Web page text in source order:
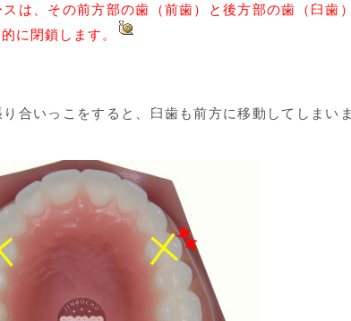
は、その前方部の歯（前歯）と後方部の歯（臼歯
に閉鎖します。
合いっこをすると、臼歯も前方に移動してしまい